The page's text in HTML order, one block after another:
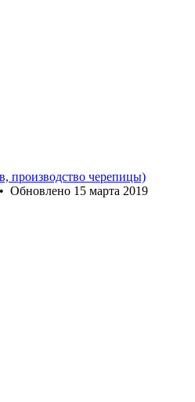
производство черепицы)
• Обновлено 15 марта 2019